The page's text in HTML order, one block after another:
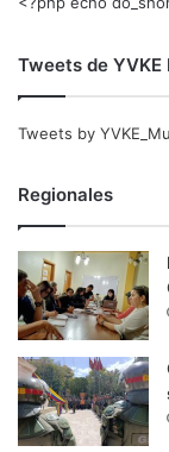
Tweets de YVKE
Tweets by
Regionales